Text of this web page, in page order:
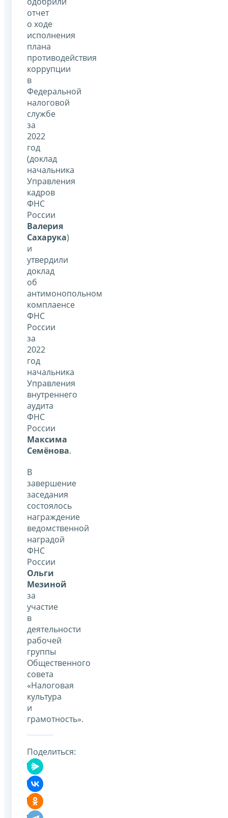
отчет
о ходе
исполнения
плана
противодействия
коррупции
в
Федеральной
налоговой
службе
за
2022
год
(доклад
начальника
Управления
кадров
ФНС
России
Валерия
Сахарука)
и
утвердили
доклад
об
антимонопольном
комплаенсе
ФНС
России
за
2022
год
начальника
Управления
внутреннего
аудита
ФНС
России
Максима
Семёнова.
В
завершение
заседания
состоялось
награждение
ведомственной
наградой
ФНС
России
Ольги
Мезиной
за
участие
в
деятельности
рабочей
группы
Общественного
совета
«Налоговая
культура
и
грамотность».
Поделиться: